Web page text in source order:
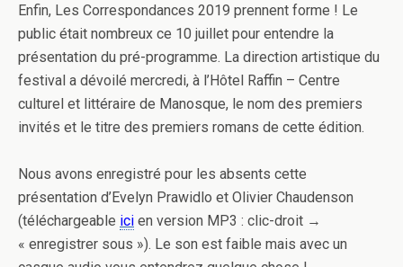
Enfin, Les Correspondances 2019 prennent forme ! Le
public était nombreux ce 10 juillet pour entendre la
présentation du pré-programme. La direction artistique du
festival a dévoilé mercredi, à l’Hôtel Raffin – Centre
culturel et littéraire de Manosque, le nom des premiers
invités et le titre des premiers romans de cette édition.
Nous avons enregistré pour les absents cette
présentation d’Evelyn Prawidlo et Olivier Chaudenson
(téléchargeable ici en version MP3 : clic-droit →
« enregistrer sous »). Le son est faible mais avec un